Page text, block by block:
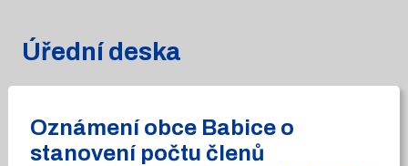
Úřední deska
Oznámení obce Babice o
stanovení počtu členů